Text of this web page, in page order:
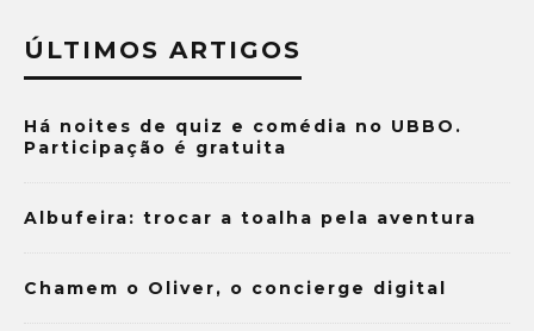
ÚLTIMOS ARTIGOS
Há noites de quiz e comédia no UBBO.
Participação é gratuita
Albufeira: trocar a toalha pela aventura
Chamem o Oliver, o concierge digital